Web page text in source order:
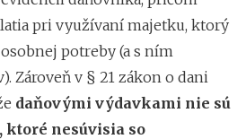
pri využívaní majetku, ktorý
potreby (a s ním
Zároveň v § 21 zákon o dani
daňovými výdavkami nie sú
ktoré nesúvisia so